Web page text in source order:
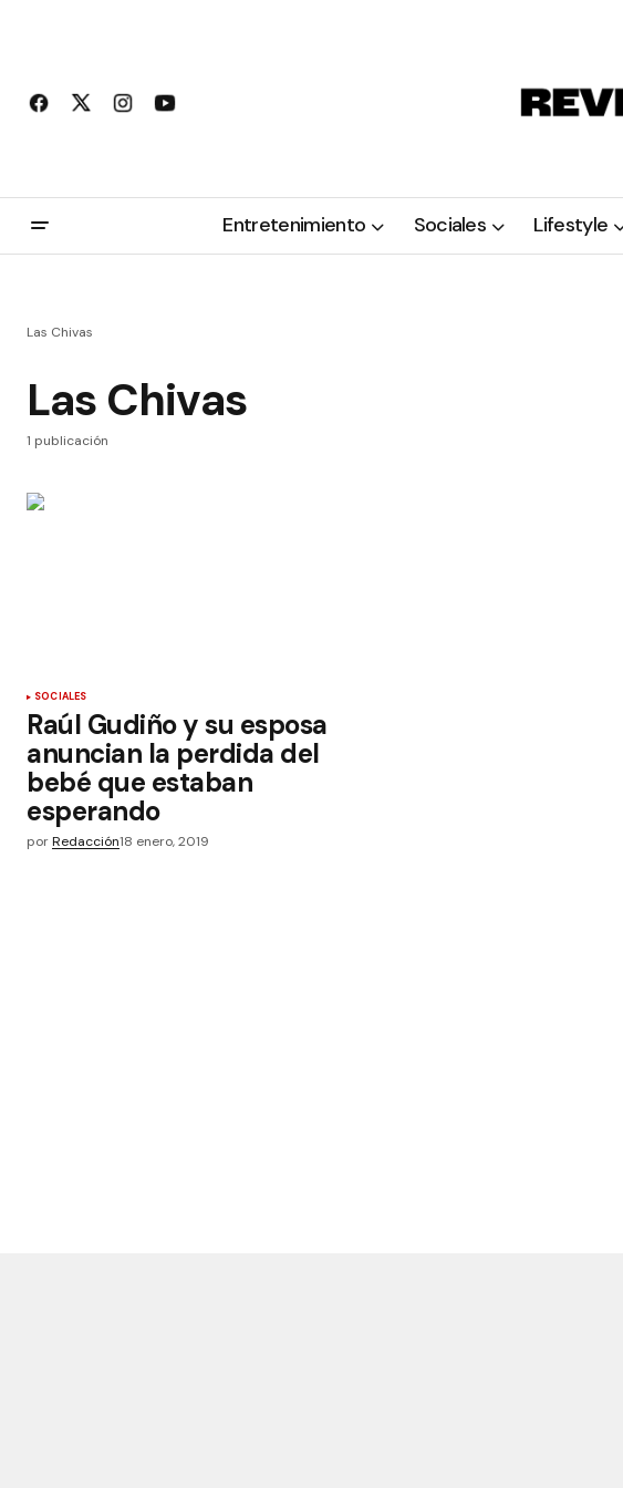
Entretenimiento Sociales Lifestyle
Las Chivas
Las Chivas
1 publicación
SOCIALES
Raúl Gudiño y su esposa
anuncian la perdida del
bebé que estaban
esperando
porRedacción18 enero, 2019